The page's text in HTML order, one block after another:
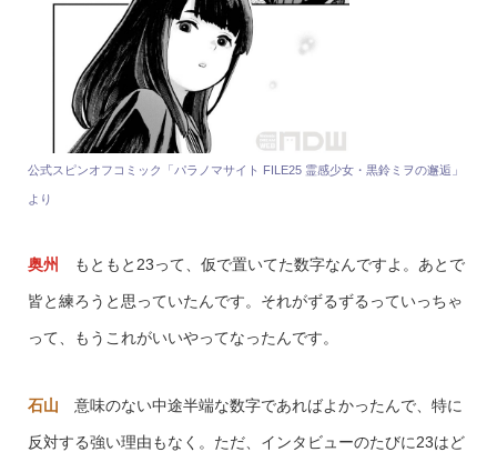
公式スピンオフコミック「パラノマサイト FILE25 霊感少女・黒鈴ミヲの邂逅」
より
奥州 もともと23って、仮で置いてた数字なんですよ。あとで
皆と練ろうと思っていたんです。それがずるずるっていっちゃ
って、もうこれがいいやってなったんです。
石山 意味のない中途半端な数字であればよかったんで、特に
反対する強い理由もなく。ただ、インタビューのたびに23はど